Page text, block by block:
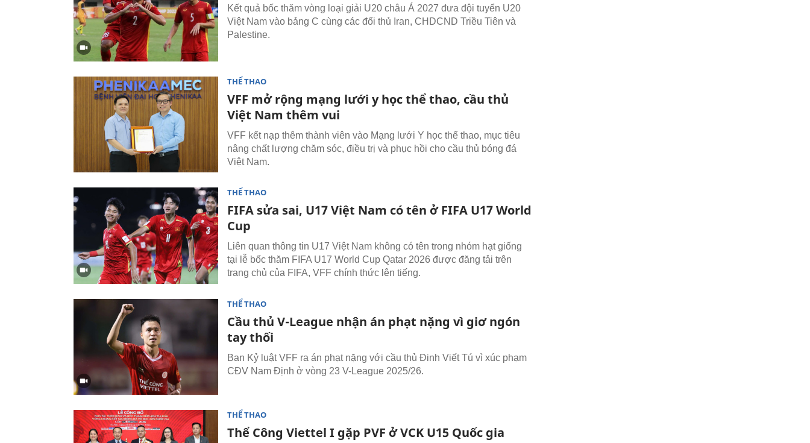
Kết quả bốc thăm vòng loại giải U20 châu Á 2027 đưa đội tuyển U20
Việt Nam vào bảng C cùng các đối thủ Iran, CHDCND Triều Tiên và
Palestine.
THỂ THAO
VFF mở rộng mạng lưới y học thể thao, cầu thủ
Việt Nam thêm vui
VFF kết nạp thêm thành viên vào Mạng lưới Y học thể thao, mục tiêu
nâng chất lượng chăm sóc, điều trị và phục hồi cho cầu thủ bóng đá
Việt Nam.
THỂ THAO
FIFA sửa sai, U17 Việt Nam có tên ở FIFA U17 World
Cup
Liên quan thông tin U17 Việt Nam không có tên trong nhóm hạt giống
tại lễ bốc thăm FIFA U17 World Cup Qatar 2026 được đăng tải trên
trang chủ của FIFA, VFF chính thức lên tiếng.
THỂ THAO
Cầu thủ V-League nhận án phạt nặng vì giơ ngón
tay thối
Ban Kỷ luật VFF ra án phạt nặng với cầu thủ Đinh Viết Tú vì xúc phạm
CĐV Nam Định ở vòng 23 V-League 2025/26.
THỂ THAO
Thể Công Viettel I gặp PVF ở VCK U15 Quốc gia